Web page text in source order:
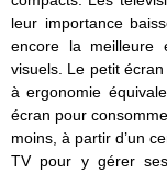
leur importance
encore la meilleure
visuels. Le petit
à ergonomie
écran pour
moins, à partir d’un
TV pour y gérer